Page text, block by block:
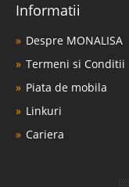
Informatii
Despre MONALISA
Termeni si Conditii
Piata de mobila
Linkuri
Cariera